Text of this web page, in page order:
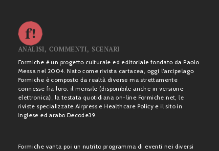
ANALISI, COMMENTI, SCENARI
Formiche è un progetto culturale ed editoriale fondato da Paolo
Messa nel 2004. Nato come rivista cartacea, oggi l’arcipelago
Formiche è composto da realtà diverse ma strettamente
connesse fra loro: il mensile (disponibile anche in versione
elettronica), la testata quotidiana on-line Formiche.net, le
riviste specializzate Airpress e Healthcare Policy e il sito in
inglese ed arabo Decode39.
Formiche vanta poi un nutrito programma di eventi nei diversi